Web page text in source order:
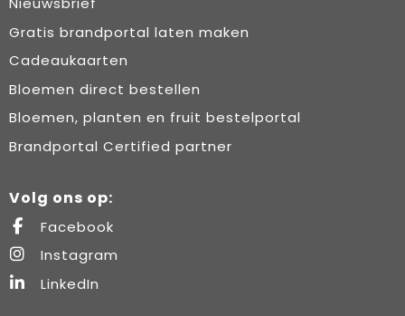
Gratis brandportal laten maken
Cadeaukaarten
Bloemen direct bestellen
Bloemen, planten en fruit bestelportal
Brandportal Certified partner
Volg ons op:
Facebook
Instagram
LinkedIn